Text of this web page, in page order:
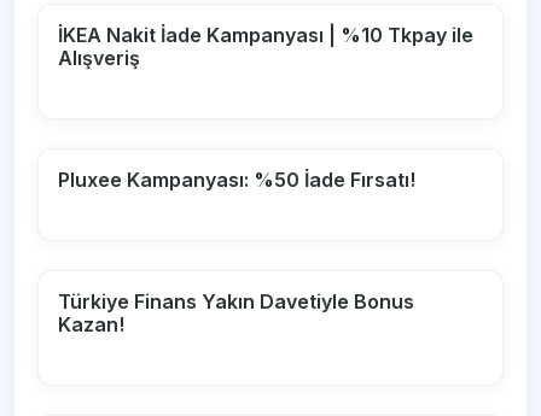
İKEA Nakit İade Kampanyası | %10 Tkpay ile
Alışveriş
Pluxee Kampanyası: %50 İade Fırsatı!
Türkiye Finans Yakın Davetiyle Bonus
Kazan!